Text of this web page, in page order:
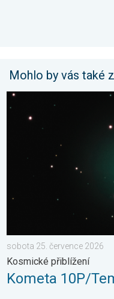
Mohlo by vás také
Kometa 10P/Tempel.
sobota 25. července 2026
Kosmické přiblížení
Kometa 10P/